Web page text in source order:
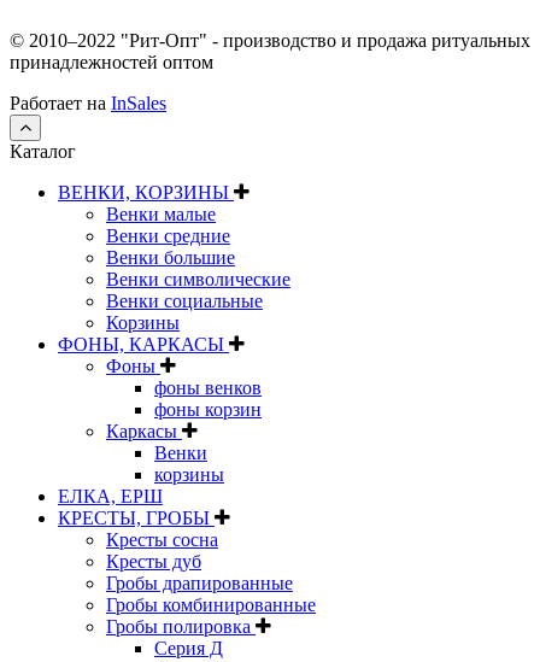
© 2010–2022 "Рит-Опт" - производство и продажа ритуальных
принадлежностей оптом
Работает на InSales
Каталог
ВЕНКИ, КОРЗИНЫ
Венки малые
Венки средние
Венки большие
Венки символические
Венки социальные
Корзины
ФОНЫ, КАРКАСЫ
Фоны
фоны венков
фоны корзин
Каркасы
Венки
корзины
ЕЛКА, ЕРШ
КРЕСТЫ, ГРОБЫ
Кресты сосна
Кресты дуб
Гробы драпированные
Гробы комбинированные
Гробы полировка
Серия Д